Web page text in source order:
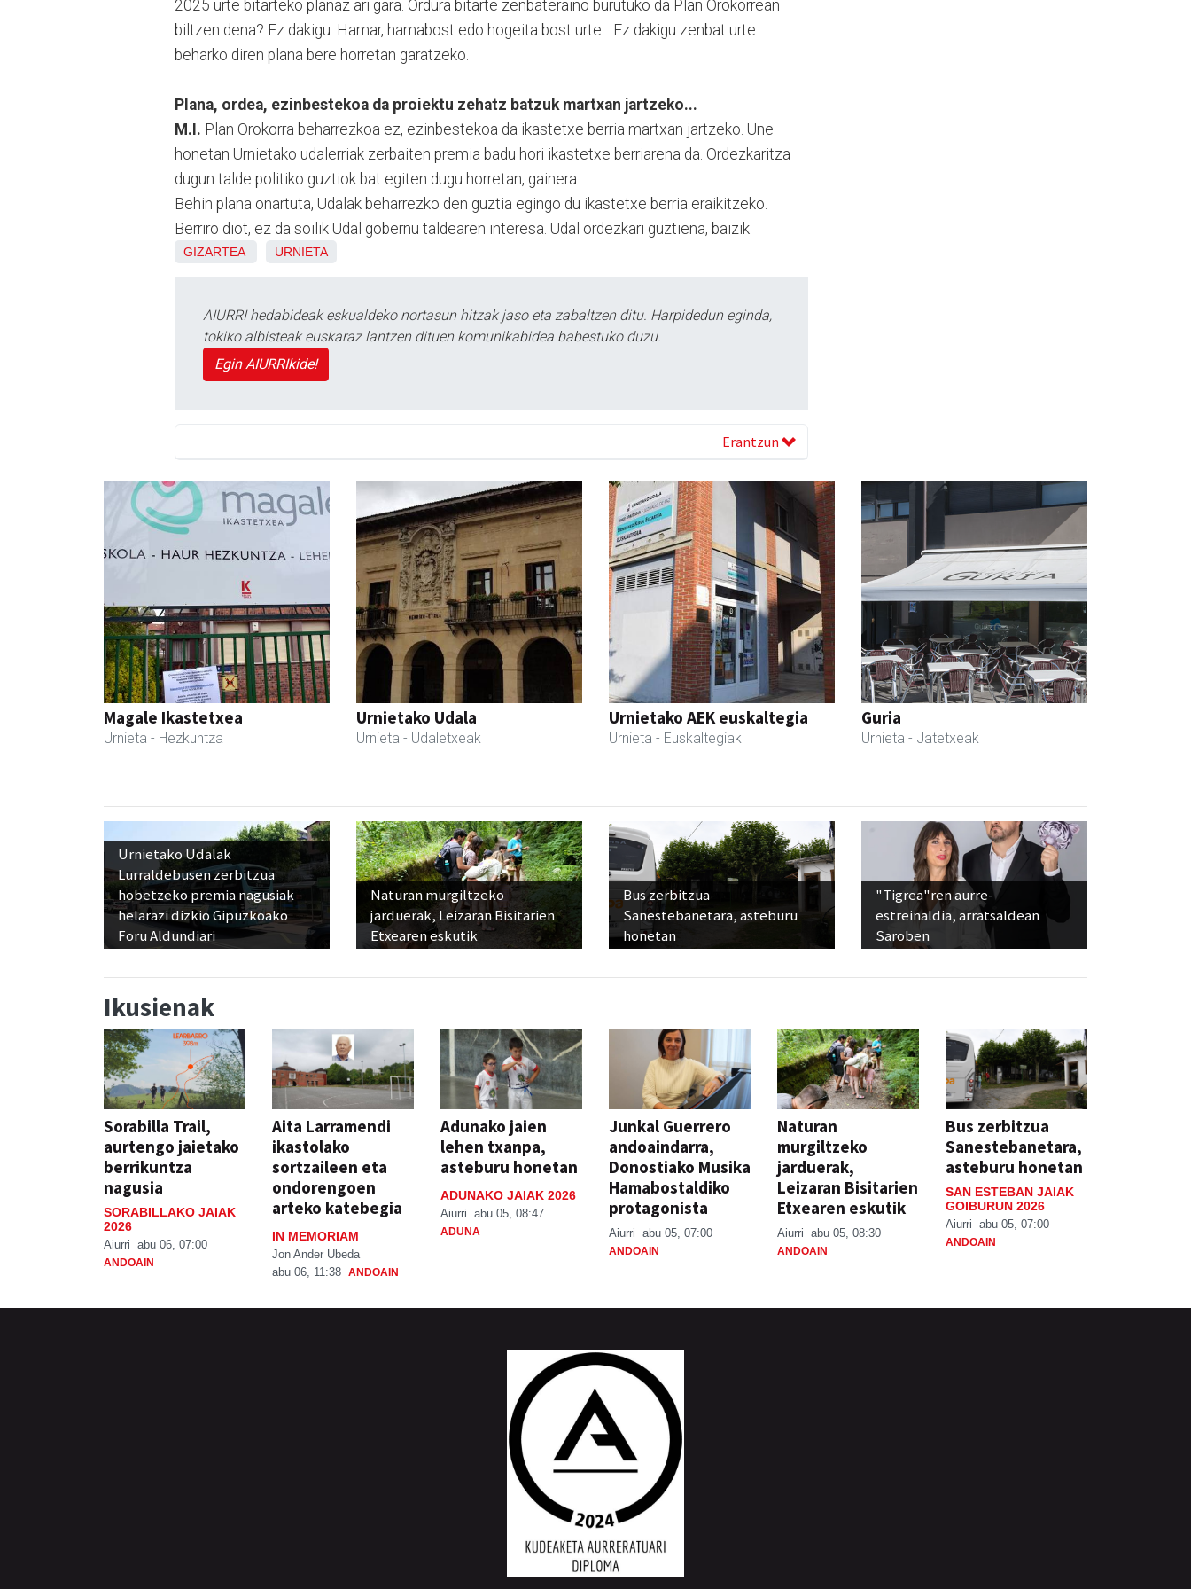
2025 urte bitarteko planaz ari gara. Ordura bitarte zenbateraino burutuko da Plan Orokorrean
biltzen dena? Ez dakigu. Hamar, hamabost edo hogeita bost urte... Ez dakigu zenbat urte
beharko diren plana bere horretan garatzeko.
Plana, ordea, ezinbestekoa da proiektu zehatz batzuk martxan jartzeko...
M.I. Plan Orokorra beharrezkoa ez, ezinbestekoa da ikastetxe berria martxan jartzeko. Une
honetan Urnietako udalerriak zerbaiten premia badu hori ikastetxe berriarena da. Ordezkaritza
dugun talde politiko guztiok bat egiten dugu horretan, gainera.
Behin plana onartuta, Udalak beharrezko den guztia egingo du ikastetxe berria eraikitzeko.
Berriro diot, ez da soilik Udal gobernu taldearen interesa. Udal ordezkari guztiena, baizik.
GIZARTEA URNIETA
AIURRI hedabideak eskualdeko nortasun hitzak jaso eta zabaltzen ditu. Harpidedun eginda,
tokiko albisteak euskaraz lantzen dituen komunikabidea babestuko duzu.
Egin AIURRIkide!
Erantzun
Magale Ikastetxea
Urnieta - Hezkuntza
Urnietako Udala
Urnieta - Udaletxeak
Urnietako AEK euskaltegia
Urnieta - Euskaltegiak
Guria
Urnieta - Jatetxeak
Urnietako Udalak
Lurraldebusen zerbitzua
hobetzeko premia nagusiak
helarazi dizkio Gipuzkoako
Foru Aldundiari
Naturan murgiltzeko
jarduerak, Leizaran Bisitarien
Etxearen eskutik
Bus zerbitzua
Sanestebanetara, asteburu
honetan
"Tigrea"ren aurre-
estreinaldia, arratsaldean
Saroben
Ikusienak
Sorabilla Trail,
aurtengo jaietako
berrikuntza
nagusia
SORABILLAKO JAIAK
2026
Aiurri abu 06, 07:00
ANDOAIN
Aita Larramendi
ikastolako
sortzaileen eta
ondorengoen
arteko katebegia
IN MEMORIAM
Jon Ander Ubeda
abu 06, 11:38 ANDOAIN
Adunako jaien
lehen txanpa,
asteburu honetan
ADUNAKO JAIAK 2026
Aiurri abu 05, 08:47
ADUNA
Junkal Guerrero
andoaindarra,
Donostiako Musika
Hamabostaldiko
protagonista
Aiurri abu 05, 07:00
ANDOAIN
Naturan
murgiltzeko
jarduerak,
Leizaran Bisitarien
Etxearen eskutik
Aiurri abu 05, 08:30
ANDOAIN
Bus zerbitzua
Sanestebanetara,
asteburu honetan
SAN ESTEBAN JAIAK
GOIBURUN 2026
Aiurri abu 05, 07:00
ANDOAIN